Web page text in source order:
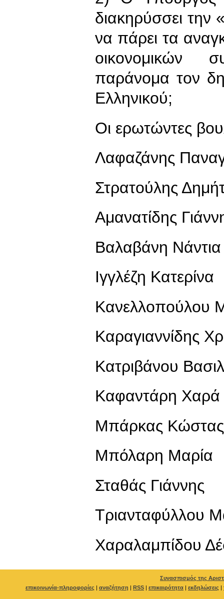
διακηρύσσει την
να πάρει τα
οικονομικών
παράνομα τον
Ελληνικού;
Οι ερωτώντες
Λαφαζάνης
Στρατούλης
Αμανατίδης
Βαλαβάνη Νάντια
Ιγγλέζη Κατερίνα
Κανελλοπούλου
Καραγιαννίδης
Κατριβάνου
Καφαντάρη Χαρά
Μπάρκας Κώστας
Μπόλαρη Μαρία
Σταθάς Γιάννης
Τριανταφύλλου
Χαραλαμπίδου
Συνασπισμός της
επικοινωνία-πληροφορίες | αναζήτηση | RSS | επικαιρότητα | εκδηλώσεις |